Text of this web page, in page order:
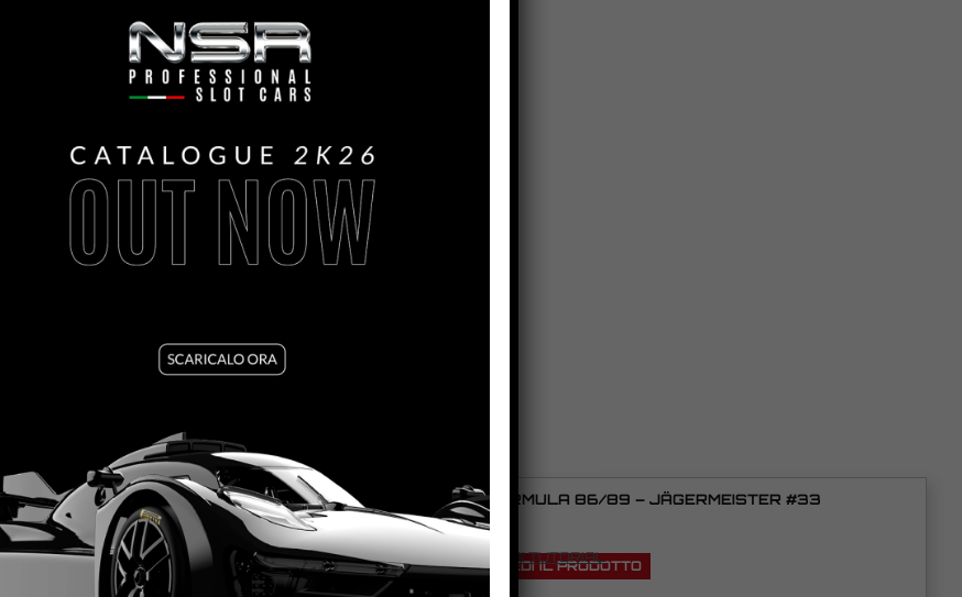
FORMULA 86/89 – BLUE OLIVETTI #8
VEDI TUTORIAL
VEDI IL PRODOTTO
FORMULA 86/89 – JÄGERMEISTER #33
VEDI TUTORIAL
VEDI IL PRODOTTO